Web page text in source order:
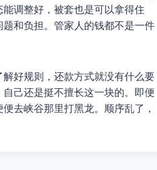
调整好，被套也是可以拿得住
和负担。管家人的钱都不是一件
好规则，还款方式就没有什么要
己还是挺不擅长这一块的。即便
去峡谷那里打黑龙。顺序乱了，